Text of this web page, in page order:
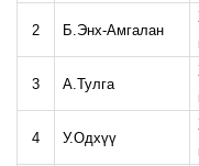
2 Б.Энх-Амгалан
3 А.Тулга
4 У.Одхүү